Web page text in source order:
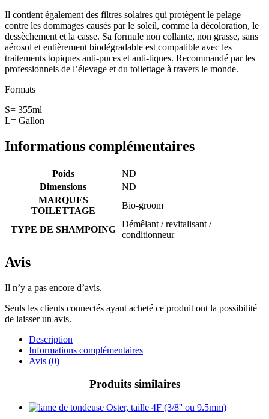
Il contient également des filtres solaires qui protègent le pelage
contre les dommages causés par le soleil, comme la décoloration, le
dessèchement et la casse. Sa formule non collante, non grasse, sans
aérosol et entièrement biodégradable est compatible avec les
traitements topiques anti-puces et anti-tiques. Recommandé par les
professionnels de l’élevage et du toilettage à travers le monde.
Formats
S= 355ml
L= Gallon
Informations complémentaires
Poids
ND
Dimensions
ND
MARQUES
TOILETTAGE
Bio-groom
TYPE DE SHAMPOING
Démêlant / revitalisant /
conditionneur
Avis
Il n’y a pas encore d’avis.
Seuls les clients connectés ayant acheté ce produit ont la possibilité
de laisser un avis.
Description
Informations complémentaires
Avis (0)
Produits similaires